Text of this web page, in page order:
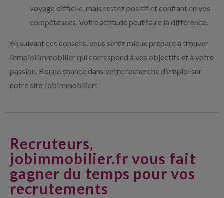
voyage difficile, mais restez positif et confiant en vos
compétences. Votre attitude peut faire la différence.
En suivant ces conseils, vous serez mieux préparé à trouver
l’emploi immobilier qui correspond à vos objectifs et à votre
passion. Bonne chance dans votre recherche d’emploi sur
notre site JobImmobilier!
Recruteurs,
jobimmobilier.fr vous fait
gagner du temps pour vos
recrutements